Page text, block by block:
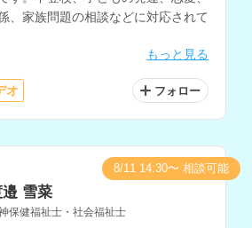
、家族問題の相談などに対応されて
もっと見る
オ フォロー
邉 雪菜
保健福祉士・社会福祉士
8/11 14:30〜 相談可能